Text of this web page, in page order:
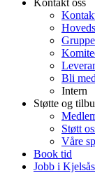
Kontakt oss
Bli
Intern
Støtte og
Støtt
Våre
Book tid
Jobb i Kjelsås